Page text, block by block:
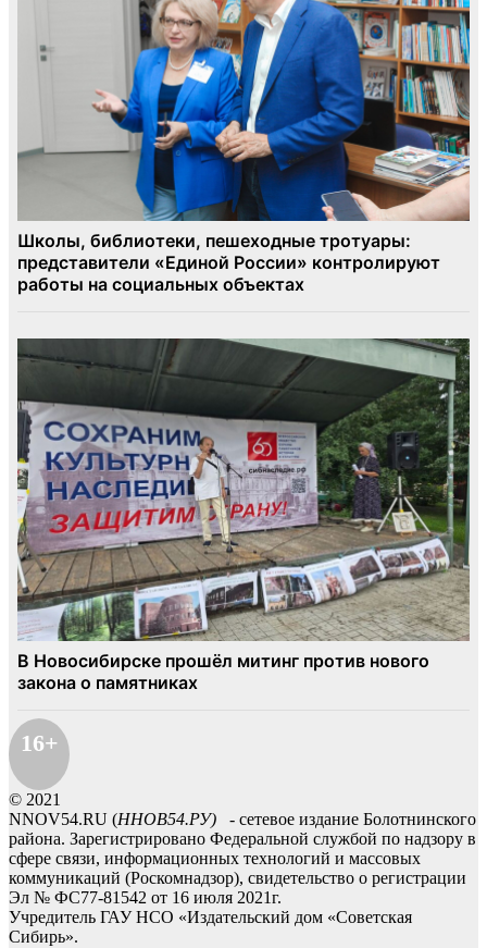
16+
© 2021
NNOV54.RU (ННОВ54.РУ) - сетевое издание Болотнинского
района. Зарегистрировано Федеральной службой по надзору в
сфере связи, информационных технологий и массовых
коммуникаций (Роскомнадзор), свидетельство о регистрации
Эл № ФС77-81542 от 16 июля 2021г.
Учредитель ГАУ НСО «Издательский дом «Советская
Сибирь».